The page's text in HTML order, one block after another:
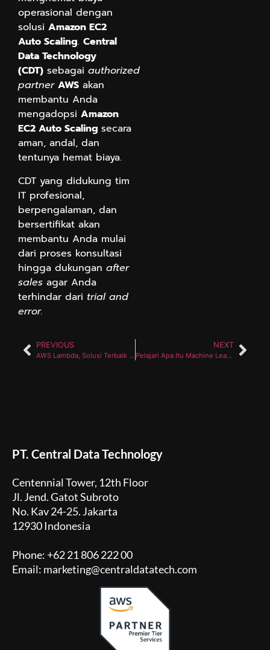
operasional dengan
solusi Amazon EC2
Auto Scaling. Central
Data Technology
(CDT) sebagai authorized
partner AWS akan
membantu Anda
mengadopsi Amazon
EC2 Auto Scaling secara
aman, andal, dan
tentunya hemat biaya.
CDT yang didukung tim
IT profesional,
berpengalaman, dan
bersertifikat akan
membantu Anda mulai
dari proses konsultasi
hingga dukungan after
sales agar Anda
terhindar dari trial and
error.
PREVIOUS
AWS Lambda, Solusi Terbaik Bangun Aplikasi dan Website Serverless
NEXT
Pelajari Apa Itu Machine Learning dan Bagaimana Cara Kerjanya
PT. Central Data Technology
Centennial Tower, 12th Floor
Jl. Jend. Gatot Subroto
No. Kav 24-25. Jakarta
12930 Indonesia
Phone: +62 21 806 222 00
Email: marketing@centraldatatech.com